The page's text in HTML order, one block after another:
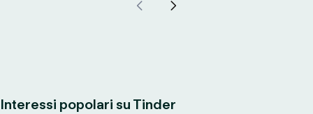
Interessi popolari su Tinder